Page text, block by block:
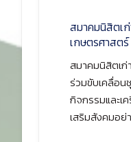
สมาคมนิสิตเ
เกษตรศาสตร์
สมาคมนิสิตเก่
ร่วมขับเคลื่อน
กิจกรรมและเ
เสริมสังคมอย่